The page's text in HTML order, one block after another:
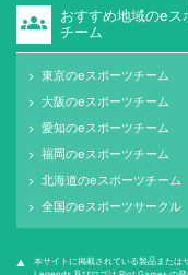
groups
おすすめ地域のeス
チーム
keyboard_arrow_right 東京のeスポーツチーム
keyboard_arrow_right 大阪のeスポーツチーム
keyboard_arrow_right 愛知のeスポーツチーム
keyboard_arrow_right 福岡のeスポーツチーム
keyboard_arrow_right 北海道のeスポーツチーム
keyboard_arrow_right 全国のeスポーツサークル
warning
本サイトに掲載されている製品また